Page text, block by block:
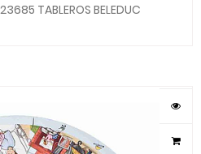
TABLEROS BELEDUC